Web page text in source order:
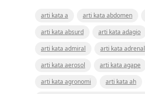
arti kata a arti kata abdomen
arti kata absurd
arti kata adagio
arti kata admiral
arti kata adrenal
arti kata aerosol
arti kata agape
arti kata agronomi
arti kata ah